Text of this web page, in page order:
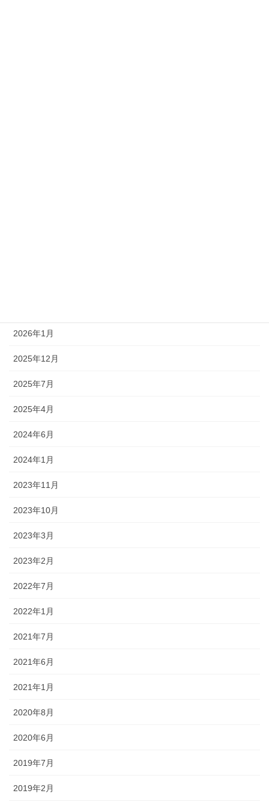
2026年1月
2025年12月
2025年7月
2025年4月
2024年6月
2024年1月
2023年11月
2023年10月
2023年3月
2023年2月
2022年7月
2022年1月
2021年7月
2021年6月
2021年1月
2020年8月
2020年6月
2019年7月
2019年2月